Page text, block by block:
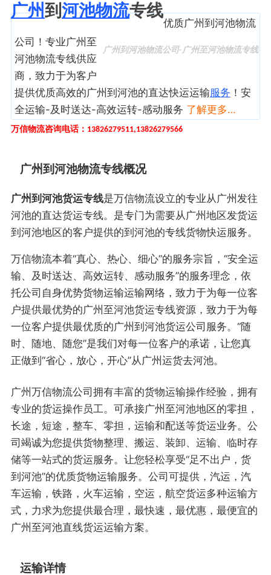
广州到河池物流专线
广州到河池物流公司-广州至河池物流专线
优质广州到河池物流
公司！专业广州至
河池物流专线供应
商，致力于为客户
提供优质高效的广州到河池的直达快运运输服务 ！安
全运输-及时送达-高效运转-感动服务 了解更多…
万信物流咨询电话： 13826279511,13826279566
广州到河池物流专线概况
广州到河池货运专线是万信物流设立的专业从广州发往
河池的直达货运专线。是专门为需要从广州地区发货运
到河池地区的客户提供的到河池的专线货物快运服务。
万信物流本着“真心、热心、细心”的服务宗旨，“安全运
输、及时送达、高效运转、感动服务”的服务理念，依
托公司自身优势货物运输运输网络，致力于为每一位客
户提供最优势的广州至河池货运专线资源，致力于为每
一位客户提供最优质的广州到河池货运公司服务。“随
时、随地、随您”是我们对每一位客户的承诺，让您真
正做到“省心，放心，开心”从广州运货去河池。
广州万信物流公司拥有丰富的货物运输操作经验，拥有
专业的货运操作员工。可承接广州至河池地区的零担，
长途，短途，整车、零担，运输和配送等货运业务。公
司竭诚为您提供货物整理、搬运、装卸、运输、临时存
储等一站式的货运服务。让您轻松享受“足不出户，货
到河池”的优质货物运输服务。公司可提供，汽运，汽
车运输，铁路，火车运输，空运，航空货运多种运输方
式，力求为您提供最合理，最快速，最优惠，最便宜的
广州至河池直线货运运输方案。
运输详情